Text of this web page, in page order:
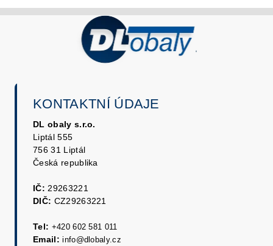
KONTAKTNÍ ÚDAJE
DL obaly s.r.o.
Liptál 555
756 31 Liptál
Česká republika
IČ: 29263221
DIČ: CZ29263221
Tel: +420 602 581 011
Email: info@dlobaly.cz